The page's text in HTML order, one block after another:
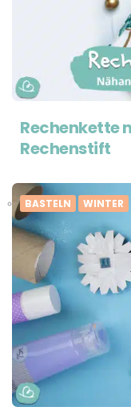
Rechenkette
Rechenstift
BASTELN WINTER